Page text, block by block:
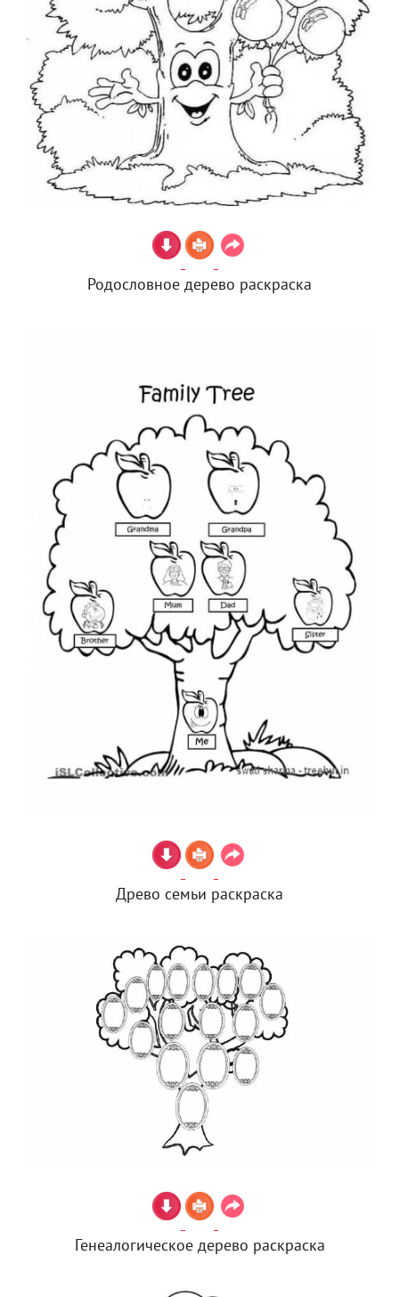
Родословное дерево раскраска
Древо семьи раскраска
Генеалогическое дерево раскраска